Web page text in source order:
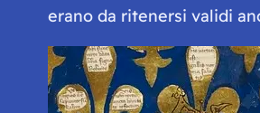
erano da ritenersi validi